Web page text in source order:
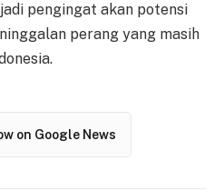
pengingat akan potensi
perang yang masih
on Google News